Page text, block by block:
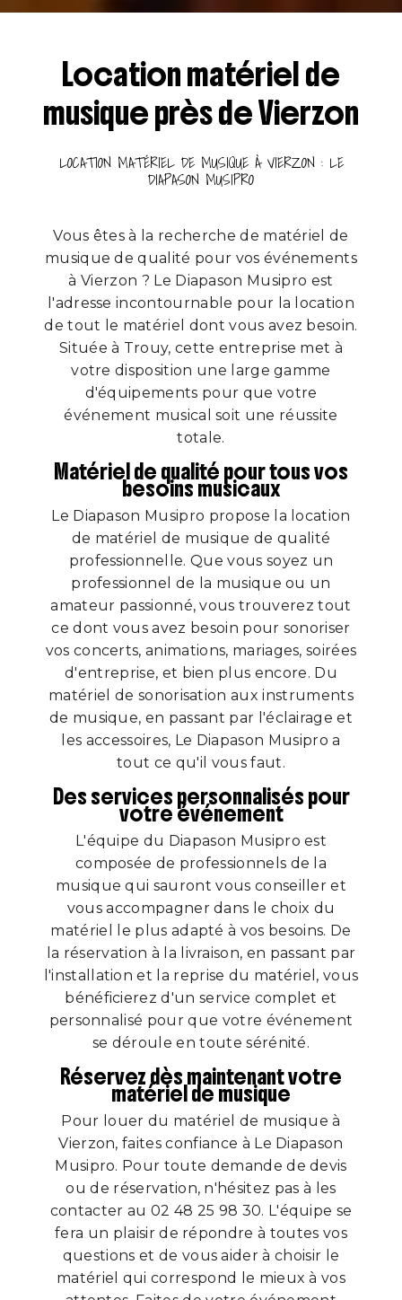
Location matériel de
musique près de Vierzon
LOCATION MATÉRIEL DE MUSIQUE À VIERZON : LE
DIAPASON MUSIPRO
Vous êtes à la recherche de matériel de
musique de qualité pour vos événements
à Vierzon ? Le Diapason Musipro est
l'adresse incontournable pour la location
de tout le matériel dont vous avez besoin.
Située à Trouy, cette entreprise met à
votre disposition une large gamme
d'équipements pour que votre
événement musical soit une réussite
totale.
Matériel de qualité pour tous vos
besoins musicaux
Le Diapason Musipro propose la location
de matériel de musique de qualité
professionnelle. Que vous soyez un
professionnel de la musique ou un
amateur passionné, vous trouverez tout
ce dont vous avez besoin pour sonoriser
vos concerts, animations, mariages, soirées
d'entreprise, et bien plus encore. Du
matériel de sonorisation aux instruments
de musique, en passant par l'éclairage et
les accessoires, Le Diapason Musipro a
tout ce qu'il vous faut.
Des services personnalisés pour
votre événement
L'équipe du Diapason Musipro est
composée de professionnels de la
musique qui sauront vous conseiller et
vous accompagner dans le choix du
matériel le plus adapté à vos besoins. De
la réservation à la livraison, en passant par
l'installation et la reprise du matériel, vous
bénéficierez d'un service complet et
personnalisé pour que votre événement
se déroule en toute sérénité.
Réservez dès maintenant votre
matériel de musique
Pour louer du matériel de musique à
Vierzon, faites confiance à Le Diapason
Musipro. Pour toute demande de devis
ou de réservation, n'hésitez pas à les
contacter au 02 48 25 98 30. L'équipe se
fera un plaisir de répondre à toutes vos
questions et de vous aider à choisir le
matériel qui correspond le mieux à vos